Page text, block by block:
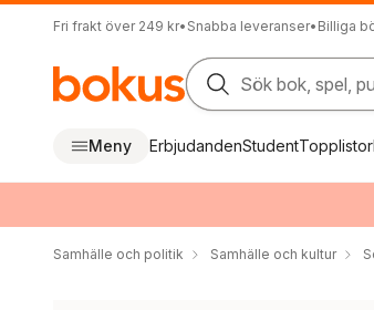
Fri frakt över 249 kr• Snabba leveranser• Billiga
Sök bok, spel,
Meny ErbjudandenStudentTopplistor
Samhälle och politik Samhälle och kultur